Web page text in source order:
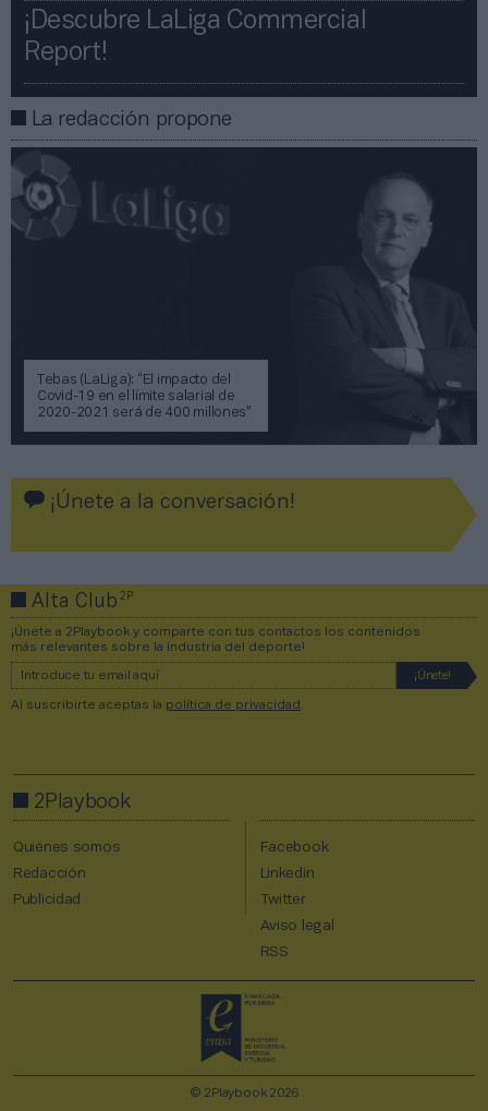
¡Descubre LaLiga Commercial
Report!​​
La redacción propone
Tebas (LaLiga): “El impacto del
Covid-19 en el límite salarial de
2020-2021 será de 400 millones”
¡Únete a la conversación!
Alta Club2P
¡Únete a 2Playbook y comparte con tus contactos los contenidos
más relevantes sobre la industria del deporte!
Al suscribirte aceptas la política de privacidad
2Playbook
Quiénes somos
Redacción
Publicidad
Facebook
Linkedin
Twitter
Aviso legal
RSS
© 2Playbook 2026